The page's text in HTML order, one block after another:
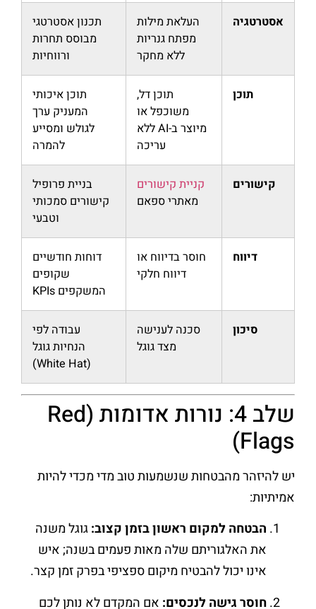
אסטרטגיה
העלאת מילות
מפתח גנריות
ללא מחקר
תכנון אסטרטגי
מבוסס תחרות
ורווחיות
תוכן
תוכן דל,
משוכפל או
מיוצר ב-AI ללא
עריכה
תוכן איכותי
המעניק ערך
לגולש ומסייע
להמרה
קישורים
קניית קישורים
מאתרי ספאם
בניית פרופיל
קישורים סמכותי
וטבעי
דיווח
חוסר בדיווח או
דיווח חלקי
דוחות חודשיים
שקופים
המשקפים KPIs
סיכון
סכנה לענישה
מצד גוגל
עבודה לפי
הנחיות גוגל
(White Hat)
שלב 4: נורות אדומות (Red
Flags)
יש להיזהר מהבטחות שנשמעות טוב מדי מכדי להיות
אמיתיות:
הבטחה למקום ראשון בזמן קצוב:גוגל משנה
את האלגוריתם שלה מאות פעמים בשנה; איש
אינו יכול להבטיח מיקום ספציפי בפרק זמן קצר.
חוסר גישה לנכסים: אם המקדם לא נותן לכם